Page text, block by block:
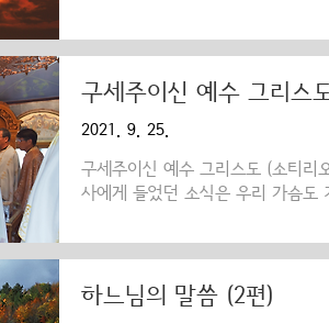
으로부터 나신 빛이시오"라고 고백
성한 영감을 받은 요한복음 저자는
그 빛을 증언하러 왔다. 모든 사람
구세주이신 예수 그리스
2021. 9. 25.
구세주이신 예수 그리스도 (소티리
사에게 들었던 소식은 우리 가슴도
1,21) 예수라는 이름은 여호수아라
습니다. "오늘 밤 너희의 구세주께
하느님의 말씀 (2편)